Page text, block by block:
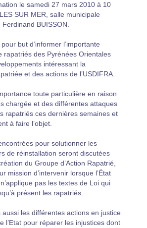
le samedi 27 mars 2010 à 10
SUR MER, salle municipale
BUISSON.
but d’informer l’importante
rapatriés des Pyrénées Orientales
intéressant la
et des actions de l’USDIFRA.
toute particulière en raison
chargée et des différentes attaques
rapatriés ces dernières semaines et
à faire l’objet.
pour solutionner les
de réinstallation seront discutées
du Groupe d’Action Rapatrié,
mission d’intervenir lorsque l’État
pas les textes de Loi qui
présent les rapatriés.
aussi les différentes actions en justice
l’Etat pour réparer les injustices dont